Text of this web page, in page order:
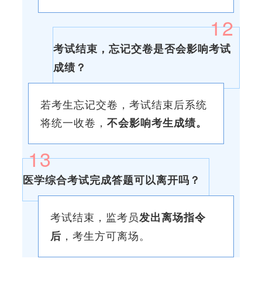
12
考试结束，忘记交卷是否会影响考试
成绩？
若考生忘记交卷，考试结束后系统
将统一收卷， 不会影响考生成绩。
13
医学综合考试完成答题可以离开吗？
考试结束，监考员发出离场指令
后 ，考生方可离场。